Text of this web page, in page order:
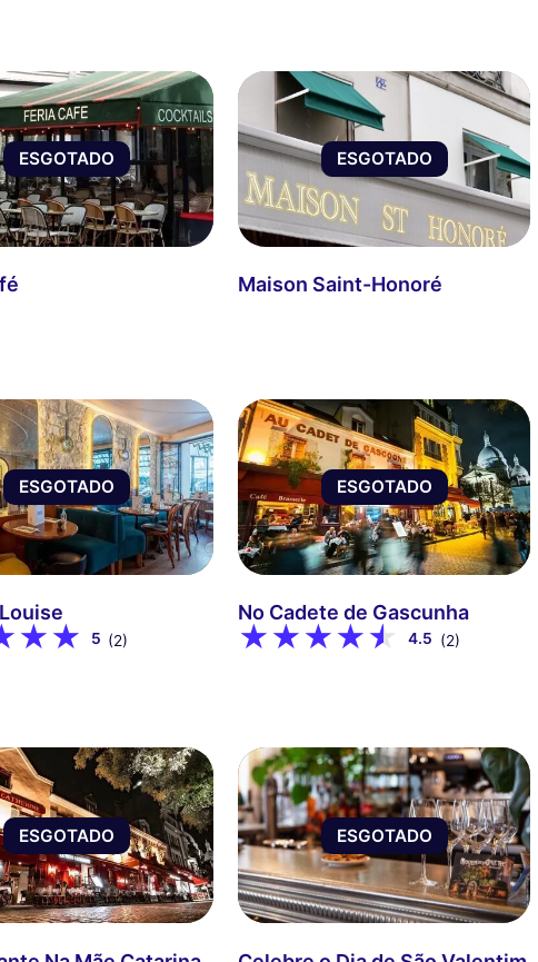
ESGOTADO ESGOTADO
Maison Saint-Honoré
ESGOTADO
5 (2)
ESGOTADO
No Cadete de Gascunha
4.5 (2)
ESGOTADO ESGOTADO